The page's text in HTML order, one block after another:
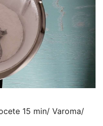
15 min/ Varoma/